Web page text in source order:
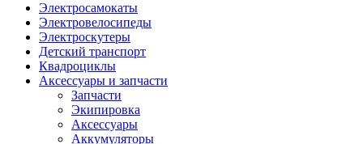
Электросамокаты
Электровелосипеды
Электроскутеры
Детский транспорт
Квадроциклы
Аксессуары и запчасти
Запчасти
Экипировка
Аксессуары
Аккумуляторы